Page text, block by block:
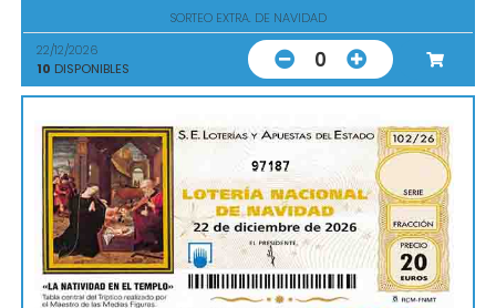
SORTEO EXTRA. DE NAVIDAD
22/12/2026
10 DISPONIBLES 0
97187